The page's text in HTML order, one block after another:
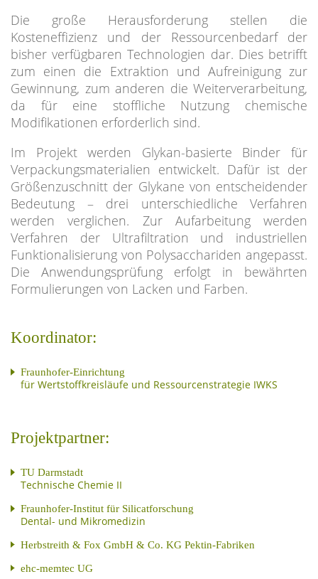
Die große Herausforderung stellen die
Kosteneffizienz und der Ressourcenbedarf der
bisher verfügbaren Technologien dar. Dies betrifft
zum einen die Extraktion und Aufreinigung zur
Gewinnung, zum anderen die Weiterverarbeitung,
da für eine stoffliche Nutzung chemische
Modifikationen erforderlich sind.
Im Projekt werden Glykan-basierte Binder für
Verpackungsmaterialien entwickelt. Dafür ist der
Größenzuschnitt der Glykane von entscheidender
Bedeutung – drei unterschiedliche Verfahren
werden verglichen. Zur Aufarbeitung werden
Verfahren der Ultrafiltration und industriellen
Funktionalisierung von Polysacchariden angepasst.
Die Anwendungsprüfung erfolgt in bewährten
Formulierungen von Lacken und Farben.
Koordinator:
Fraunhofer-Einrichtung
für Wertstoffkreisläufe und Ressourcenstrategie IWKS
Projektpartner:
TU Darmstadt
Technische Chemie II
Fraunhofer-Institut für Silicatforschung
Dental- und Mikromedizin
Herbstreith & Fox GmbH & Co. KG Pektin-Fabriken
ehc-memtec UG